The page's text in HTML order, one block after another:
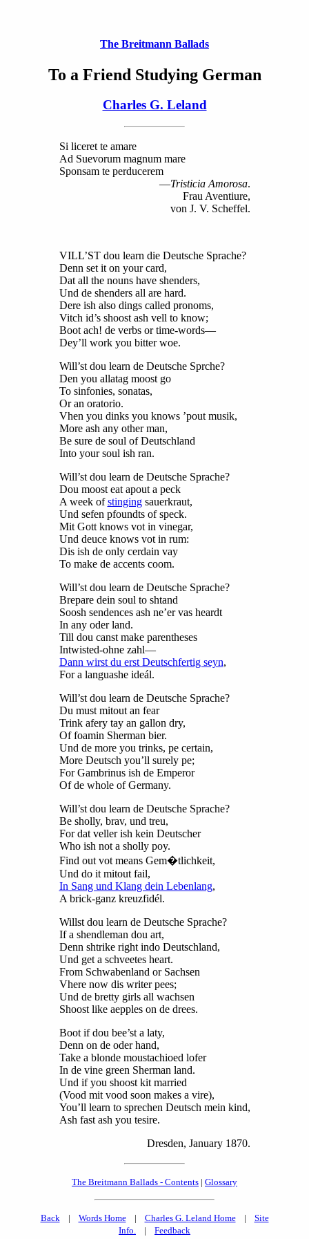
The Breitmann Ballads
To a Friend Studying German
Charles G. Leland
Si liceret te amare
Ad Suevorum magnum mare
Sponsam te perducerem
—Tristicia Amorosa.
Frau Aventiure,
von J. V. Scheffel.
VILL’ST dou learn die Deutsche Sprache?
Denn set it on your card,
Dat all the nouns have shenders,
Und de shenders all are hard.
Dere ish also dings called pronoms,
Vitch id’s shoost ash vell to know;
Boot ach! de verbs or time-words—
Dey’ll work you bitter woe.
Will’st dou learn de Deutsche Sprche?
Den you allatag moost go
To sinfonies, sonatas,
Or an oratorio.
Vhen you dinks you knows ’pout musik,
More ash any other man,
Be sure de soul of Deutschland
Into your soul ish ran.
Will’st dou learn de Deutsche Sprache?
Dou moost eat apout a peck
A week ofstingingsauerkraut,
Und sefen pfoundts of speck.
Mit Gott knows vot in vinegar,
Und deuce knows vot in rum:
Dis ish de only cerdain vay
To make de accents coom.
Will’st dou learn de Deutsche Sprache?
Brepare dein soul to shtand
Soosh sendences ash ne’er vas heardt
In any oder land.
Till dou canst make parentheses
Intwisted-ohne zahl—
Dann wirst du erst Deutschfertig seyn,
For a languashe ideál.
Will’st dou learn de Deutsche Sprache?
Du must mitout an fear
Trink afery tay an gallon dry,
Of foamin Sherman bier.
Und de more you trinks, pe certain,
More Deutsch you’ll surely pe;
For Gambrinus ish de Emperor
Of de whole of Germany.
Will’st dou learn de Deutsche Sprache?
Be sholly, brav, und treu,
For dat veller ish kein Deutscher
Who ish not a sholly poy.
Find out vot means Gem�tlichkeit,
Und do it mitout fail,
In Sang und Klang dein Lebenlang,
A brick-ganz kreuzfidél.
Willst dou learn de Deutsche Sprache?
If a shendleman dou art,
Denn shtrike right indo Deutschland,
Und get a schveetes heart.
From Schwabenland or Sachsen
Vhere now dis writer pees;
Und de bretty girls all wachsen
Shoost like aepples on de drees.
Boot if dou bee’st a laty,
Denn on de oder hand,
Take a blonde moustachioed lofer
In de vine green Sherman land.
Und if you shoost kit married
(Vood mit vood soon makes a vire),
You’ll learn to sprechen Deutsch mein kind,
Ash fast ash you tesire.
Dresden, January 1870.
The Breitmann Ballads - Contents | Glossary
Back| Words Home| Charles G. Leland Home| Site
Info. | Feedback